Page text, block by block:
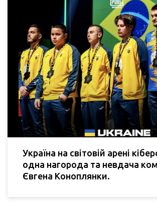
Україна на світовій арені
одна нагорода та невдача
Євгена Коноплянки.